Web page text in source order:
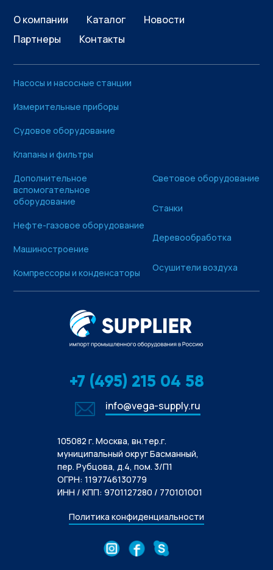
О компании Каталог
Новости
Партнеры
Контакты
Насосы и насосные станции
Измерительные приборы
Судовое оборудование
Клапаны и фильтры
Дополнительное
вспомогательное
оборудование
Нефте-газовое оборудование
Машиностроение
Компрессоры и конденсаторы
Световое оборудование
Станки
Деревообработка
Осушители воздуха
+7 (495) 215 04 58
info@vega-supply.ru
105082 г. Москва, вн.тер.г.
муниципальный округ Басманный,
пер. Рубцова, д.4, пом. 3/П1
ОГРН: 1197746130779
ИНН / КПП: 9701127280 / 770101001
Политика конфиденциальности